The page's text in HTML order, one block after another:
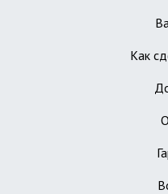
Как